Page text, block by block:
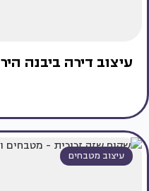
עיצוב דירה ביבנה
עיצוב מטבחים